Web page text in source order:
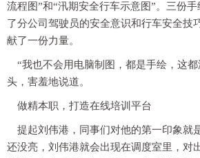
流程图”和“汛期安全行车示意图”。三份
了分公司驾驶员的安全意识和行车安全技
献了一份力量。
“我也不会用电脑制图，都是手绘，这
头，害羞地说道。
做精本职，打造在线培训平台
提起刘伟港，同事们对他的第一印象就
还没亮，刘伟港就会出现在调度室里，对